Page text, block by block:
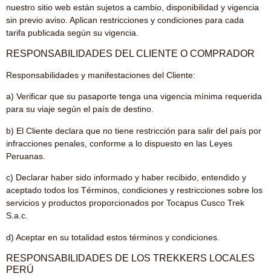
nuestro sitio web están sujetos a cambio, disponibilidad y vigencia
sin previo aviso. Aplican restricciones y condiciones para cada
tarifa publicada según su vigencia.
RESPONSABILIDADES DEL CLIENTE O COMPRADOR
Responsabilidades y manifestaciones del Cliente:
a) Verificar que su pasaporte tenga una vigencia mínima requerida
para su viaje según el país de destino.
b) El Cliente declara que no tiene restricción para salir del país por
infracciones penales, conforme a lo dispuesto en las Leyes
Peruanas.
c) Declarar haber sido informado y haber recibido, entendido y
aceptado todos los Términos, condiciones y restricciones sobre los
servicios y productos proporcionados por Tocapus Cusco Trek
S.a.c.
d) Aceptar en su totalidad estos términos y condiciones.
RESPONSABILIDADES DE LOS TREKKERS LOCALES
PERÚ